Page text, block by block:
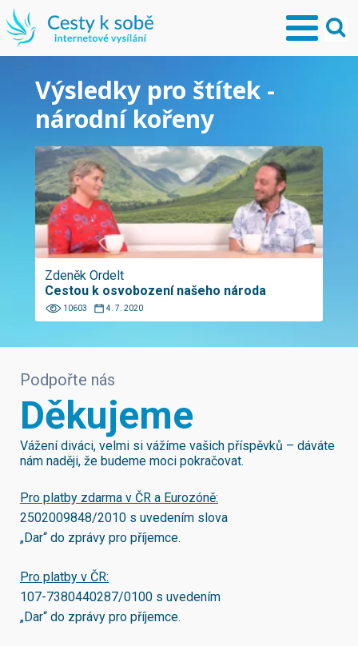
Výsledky pro štítek -
národní kořeny
Zdeněk Ordelt
Cestou k osvobození našeho národa
10603 4. 7. 2020
Podpořte nás
Děkujeme
Vážení diváci, velmi si vážíme vašich příspěvků – dáváte
nám naději, že budeme moci pokračovat.
Pro platby zdarma v ČR a Eurozóně:
2502009848/2010 s uvedením slova
„Dar“ do zprávy pro příjemce.
Pro platby v ČR:
107-7380440287/0100 s uvedením
„Dar“ do zprávy pro příjemce.